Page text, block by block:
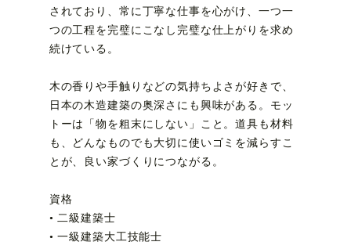
されており、常に丁寧な仕事を心がけ、一つ一
つの工程を完璧にこなし完璧な仕上がりを求め
続けている。
木の香りや手触りなどの気持ちよさが好きで、
日本の木造建築の奥深さにも興味がある。モッ
トーは「物を粗末にしない」こと。道具も材料
も、どんなものでも大切に使いゴミを減らすこ
とが、良い家づくりにつながる。
資格
• 二級建築士
• 一級建築大工技能士